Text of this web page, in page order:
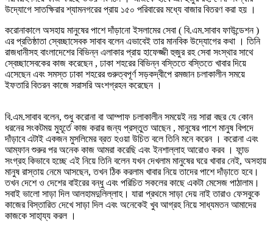
উদ্যোগে সাতক্ষিরার শ্যামনগরের প্রায় ১৫০ পরিবারের মধ্যে বাজার বিতরণ করা হয় ।
করোনাকালে অসহায় মানুষের পাশে দাঁড়ানো ইসলামের সেবা ( বি.এম.সাবাব ফাউন্ডেশন )
এর প্রতিষ্ঠাতা স্বেচ্ছাসেবক সাবাব বলেন এভাবেই তার মানবিক উদ্যোগের কথা । তিনি
রাজধানীসহ বাংলাদেশের বিভিন্ন এলাকার প্রায় হাফেজ্জী হুজুর রহ সেবা সংস্থার সাথে
স্বেচ্ছাসেবকের কাজ করেছেন , ঢাকা শহরের বিভিন্ন বস্তিতে বস্তিতে খাবার দিয়ে
এসেছেন এবং সমস্ত ঢাকা শহরের গুরুত্বপূর্ণ সড়কদ্বীপে রমজান চলাকালীন সময়ে
ইফতারি বিতরন কাজে সরাসরি অংশগ্রহন করেছেন ।
বি.এম.সাবাব বলেন, শুধু করোনা বা আম্পাফ চলাকালীন সময়েই নয় সারা বছর যে কোন
ধরনের সংকটময় মুহূর্তে কাজ করার জন্য প্রস্তুত আছেন , মানুষের পাশে মানুষ বিপদে
দাঁড়াবে এটাই একজন মুসলিমের ব্রত হওয়া উচিত বলে তিনি মনে করেন । করোনা এবং
আম্ফান শুরুর পর অনেক কাজ আমরা করেছি এবং ইনশাল্লাহ আরোও করব । ফান্ড
সংগ্রহ কিভাবে হচ্ছে এই নিয়ে তিনি বলেন যখন দেখলাম মানুষের ঘরে খাবার নেই, অসহায়
মানুষ রাস্তায় নেমে আসছেন, তখন ঠিক করলাম খাবার নিয়ে তাদের পাশে দাঁড়াতে হবে।
তখন দেশে ও দেশের বাইরের বন্ধু এবং পরিচিত সকলের কাছে একটা মেসেজ পাঠালাম।
সবাই ভালো সাড়া দিল আলহামদুলিল্লাহ। যারা প্রথমে সাড়া দেয় নাই তারাও ফেসবুকে
কাজের বিস্তারিত দেখে সাড়া দিল এবং অনেকেই খুব আগ্রহ নিয়ে সাধ্যমতন আমাদের
কাজকে সাহা্য্য করল ।